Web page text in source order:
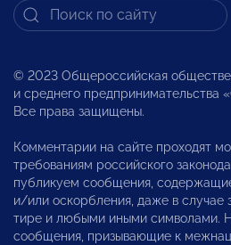
© 2023 Общероссийская
и среднего
Все права защищены.
Комментарии на сайте проходят
требованиям российского
публикуем сообщения,
и/или оскорбления, даже в случае
тире и любыми иными символами.
сообщения, призывающие к